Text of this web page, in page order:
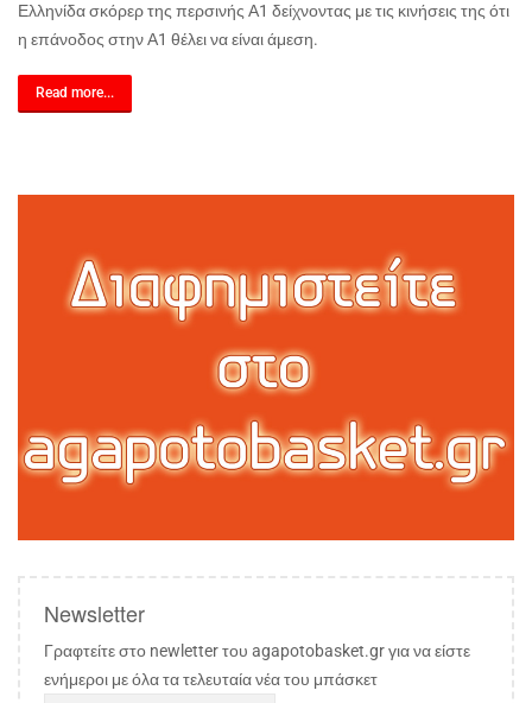
Ελληνίδα σκόρερ της περσινής Α1 δείχνοντας με τις κινήσεις της ότι
η επάνοδος στην Α1 θέλει να είναι άμεση.
Read more...
Newsletter
Γραφτείτε στο newletter του agapotobasket.gr για να είστε
ενήμεροι με όλα τα τελευταία νέα του μπάσκετ